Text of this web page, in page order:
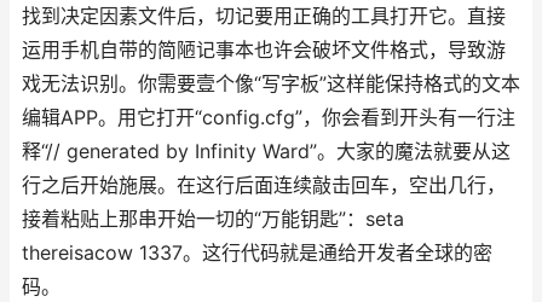
找到决定因素文件后，切记要用正确的工具打开它。直接
运用手机自带的简陋记事本也许会破坏文件格式，导致游
戏无法识别。你需要壹个像“写字板”这样能保持格式的文本
编辑APP。用它打开“config.cfg”，你会看到开头有一行注
释“// generated by Infinity Ward”。大家的魔法就要从这
行之后开始施展。在这行后面连续敲击回车，空出几行，
接着粘贴上那串开始一切的“万能钥匙”：seta
thereisacow 1337。这行代码就是通给开发者全球的密
码。